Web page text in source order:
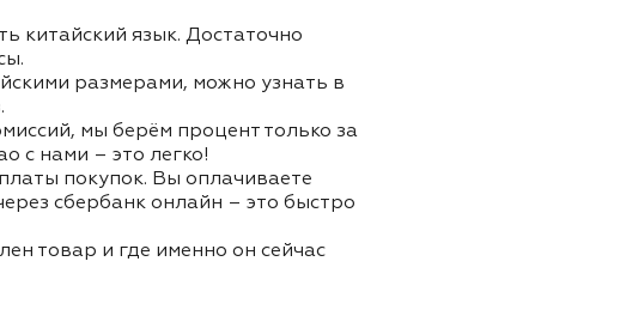
китайский язык. Достаточно
размерами, можно узнать в
мы берём процент только за
с нами – это легко!
покупок. Вы оплачиваете
сбербанк онлайн – это быстро
товар и где именно он сейчас